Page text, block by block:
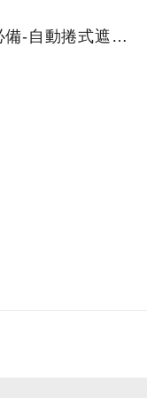
夏季必備-自動捲式遮陽簾